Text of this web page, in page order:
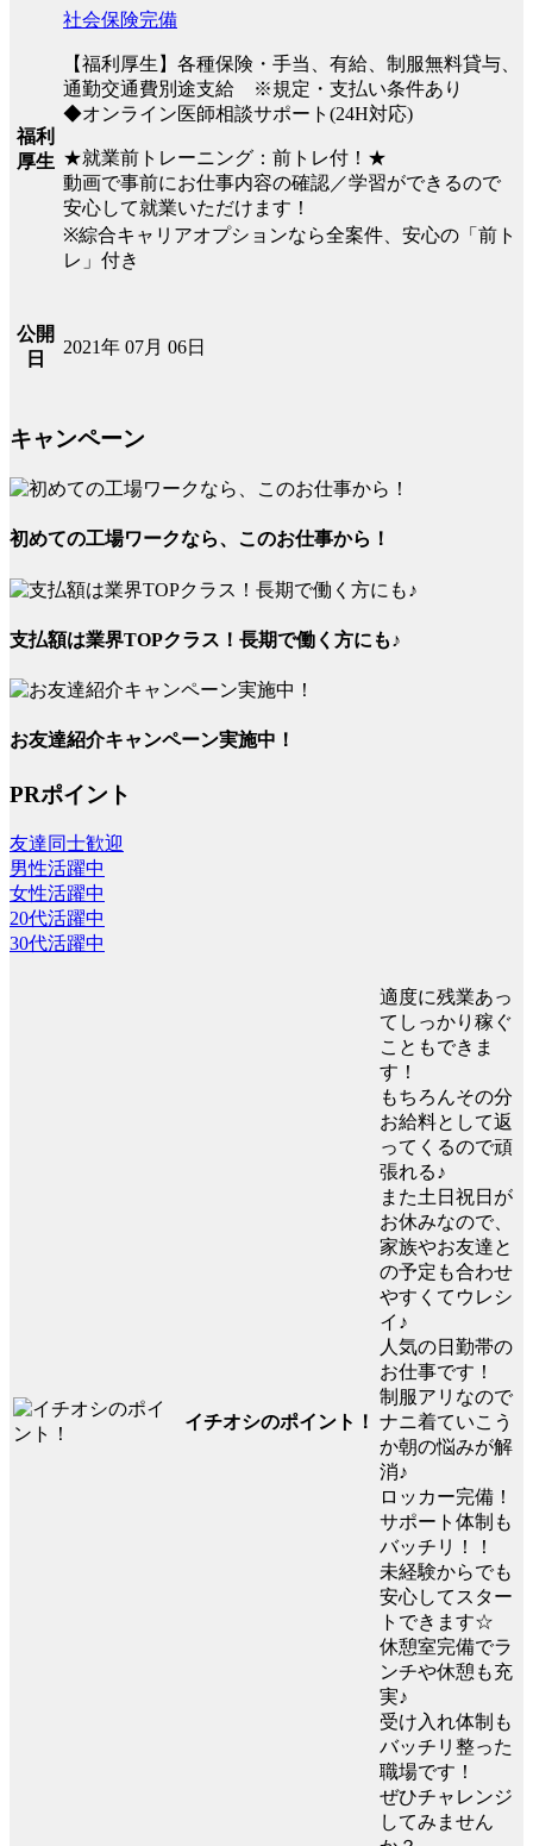
福利
厚生
社会保険完備
【福利厚生】各種保険・手当、有給、制服無料貸与、
通勤交通費別途支給 ※規定・支払い条件あり
◆オンライン医師相談サポート(24H対応)
★就業前トレーニング：前トレ付！★
動画で事前にお仕事内容の確認／学習ができるので
安心して就業いただけます！
※綜合キャリアオプションなら全案件、安心の「前ト
レ」付き
公開
日
2021年 07月 06日
キャンペーン
初めての工場ワークなら、このお仕事から！
支払額は業界TOPクラス！長期で働く方にも♪
お友達紹介キャンペーン実施中！
PRポイント
友達同士歓迎
男性活躍中
女性活躍中
20代活躍中
30代活躍中
イチオシのポイント！
適度に残業あっ
てしっかり稼ぐ
こともできま
す！
もちろんその分
お給料として返
ってくるので頑
張れる♪
また土日祝日が
お休みなので、
家族やお友達と
の予定も合わせ
やすくてウレシ
イ♪
人気の日勤帯の
お仕事です！
制服アリなので
ナニ着ていこう
か朝の悩みが解
消♪
ロッカー完備！
サポート体制も
バッチリ！！
未経験からでも
安心してスター
トできます☆
休憩室完備でラ
ンチや休憩も充
実♪
受け入れ体制も
バッチリ整った
職場です！
ぜひチャレンジ
してみません